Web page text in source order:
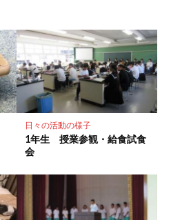
日々の活動の様子
1年生 授業参観・給食試食
会